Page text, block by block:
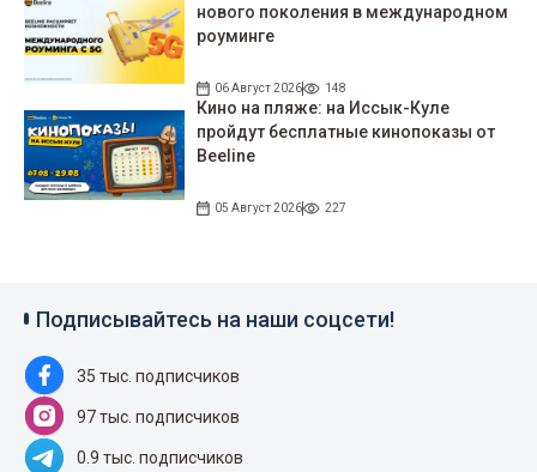
нового поколения в международном
роуминге
06 Август 2026 148
Кино на пляже: на Иссык-Куле
пройдут беcплатные кинопоказы от
Beeline
05 Август 2026 227
Подписывайтесь на наши соцсети!
35 тыс. подписчиков
97 тыс. подписчиков
0.9 тыс. подписчиков